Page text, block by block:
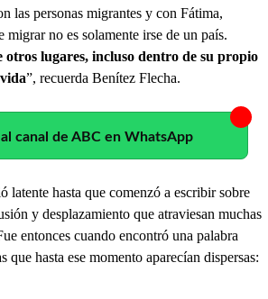
las personas migrantes y con Fátima,
migrar no es solamente irse de un país.
lugares, incluso dentro de su propio
”, recuerda Benítez Flecha.
canal de ABC en WhatsApp
latente hasta que comenzó a escribir sobre
y desplazamiento que atraviesan muchas
entonces cuando encontró una palabra
que hasta ese momento aparecían dispersas: